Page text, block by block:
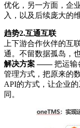
优化，另一方面，企
入，以及后续庞大的
趋势2.互通互联
上下游合作伙伴的互
通。不留数据孤岛，
解决方案 ——把运输
管理方式，把原来的
API的方式，让企业
同。